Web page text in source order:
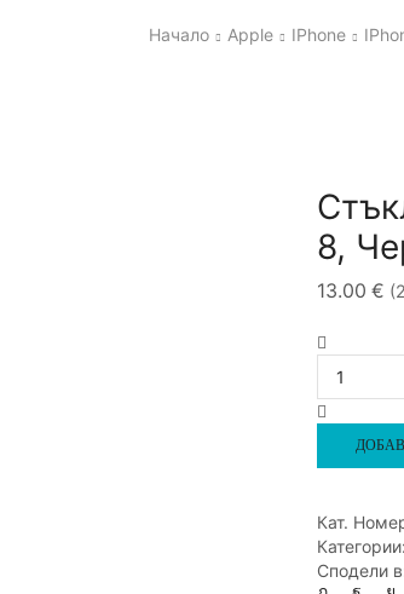
Начало Apple IPhone
8,
13.00 €
Стъклен
Sammato
7
/
8,
Кат.
Категории:
Сподели